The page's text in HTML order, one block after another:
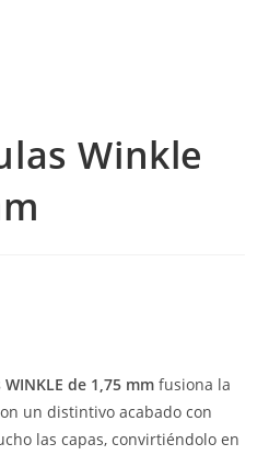
Winkle
de 1,75 mm fusiona la
un distintivo acabado con
las capas, convirtiéndolo en